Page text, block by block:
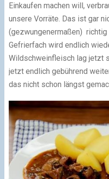
Einkaufen machen will,
unsere Vorräte. Das ist gar
(gezwungenermaßen)
Gefrierfach wird endlich
Wildschweinfleisch lag jetzt
jetzt endlich gebührend
das nicht schon längst